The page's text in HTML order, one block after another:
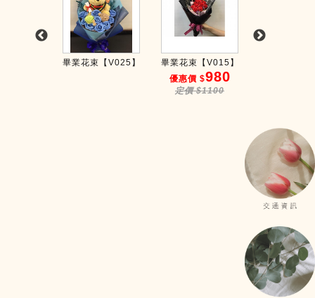
畢業花束【V025】
畢業花束【V015】
優惠價 $980
定價 $1100